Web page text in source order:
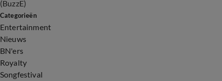
(BuzzE)
Categorieën
Entertainment
Nieuws
BN'ers
Royalty
Songfestival